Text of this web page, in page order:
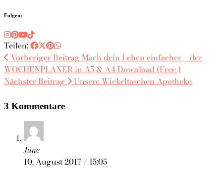
Folgen:
Teilen:
Vorheriger Beitrag Mach dein Leben einfacher – der
WOCHENPLANER in A5 & A4 Download (Free )
Nächster Beitrag
Unsere Wickeltaschen Apotheke
3 Kommentare
June
10. August 2017 / 15:05